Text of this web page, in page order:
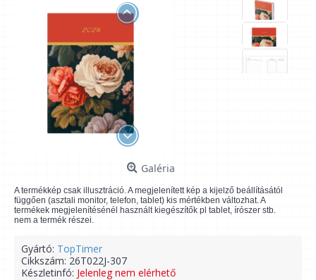
Galéria
A termékkép csak illusztráció. A megjelenített kép a kijelző beállításától
függően (asztali monitor, telefon, tablet) kis mértékben változhat. A
termékek megjelenítésénél használt kiegészítők pl tablet, írószer stb.
nem a termék részei.
Gyártó: TopTimer
Cikkszám: 26T022J-307
Készletinfó: Jelenleg nem elérhető